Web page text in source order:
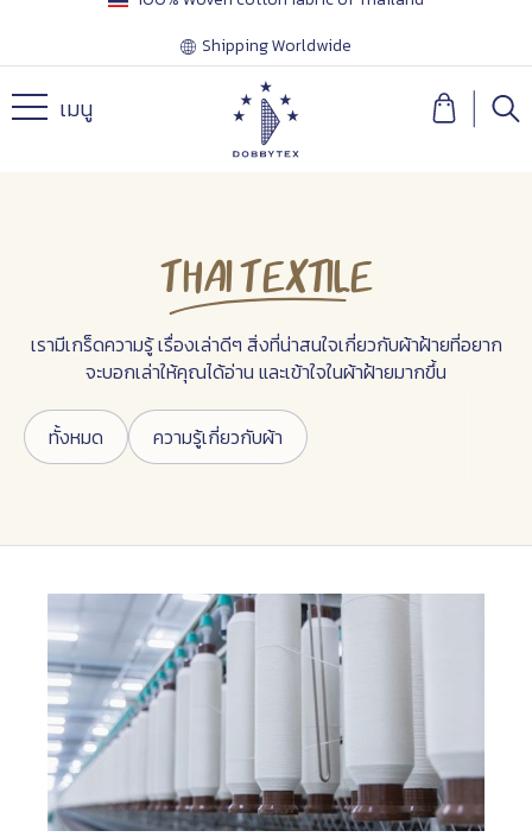
Shipping Worldwide
เมนู
Thai Textile
เรามีเกร็ดความรู้ เรื่องเล่าดีๆ สิ่งที่น่าสนใจเกี่ยวกับผ้าฝ้ายที่อยาก
จะบอกเล่าให้คุณได้อ่าน และเข้าใจในผ้าฝ้ายมากขึ้น
ทั้งหมด ความรู้เกี่ยวกับผ้า